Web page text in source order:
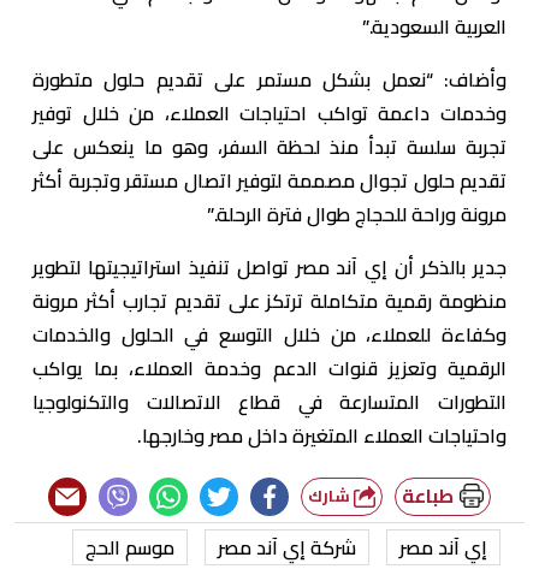
العربية السعودية.”
وأضاف: “نعمل بشكل مستمر على تقديم حلول متطورة
وخدمات داعمة تواكب احتياجات العملاء، من خلال توفير
تجربة سلسة تبدأ منذ لحظة السفر، وهو ما ينعكس على
تقديم حلول تجوال مصممة لتوفير اتصال مستقر وتجربة أكثر
مرونة وراحة للحجاج طوال فترة الرحلة.”
جدير بالذكر أن إي آند مصر تواصل تنفيذ استراتيجيتها لتطوير
منظومة رقمية متكاملة ترتكز على تقديم تجارب أكثر مرونة
وكفاءة للعملاء، من خلال التوسع في الحلول والخدمات
الرقمية وتعزيز قنوات الدعم وخدمة العملاء، بما يواكب
التطورات المتسارعة في قطاع الاتصالات والتكنولوجيا
واحتياجات العملاء المتغيرة داخل مصر وخارجها.
طباعة
إي آند مصر شركة إي آند مصر
موسم الحج